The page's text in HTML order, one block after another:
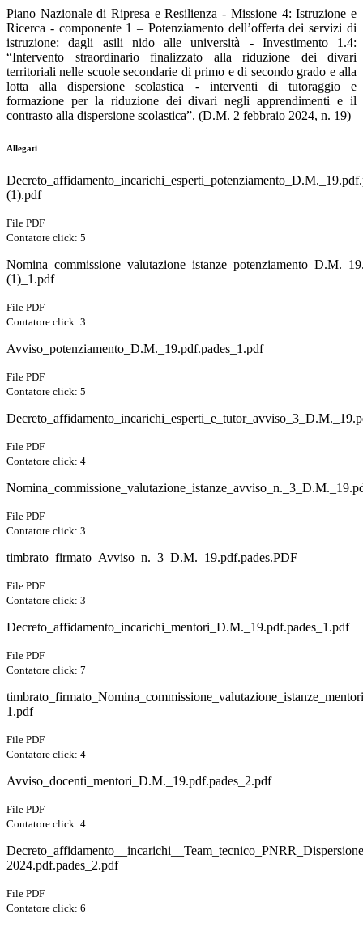
Piano Nazionale di Ripresa e Resilienza - Missione 4: Istruzione e
Ricerca - componente 1 – Potenziamento dell’offerta dei servizi di
istruzione: dagli asili nido alle università - Investimento 1.4:
“Intervento straordinario finalizzato alla riduzione dei divari
territoriali nelle scuole secondarie di primo e di secondo grado e alla
lotta alla dispersione scolastica - interventi di tutoraggio e
formazione per la riduzione dei divari negli apprendimenti e il
contrasto alla dispersione scolastica”. (D.M. 2 febbraio 2024, n. 19)
Allegati
(1).pdf
File PDF
Contatore click: 5
(1)_1.pdf
File PDF
Contatore click: 3
Avviso_potenziamento_D.M._19.pdf.pades_1.pdf
File PDF
Contatore click: 5
File PDF
Contatore click: 4
File PDF
Contatore click: 3
timbrato_firmato_Avviso_n._3_D.M._19.pdf.pades.PDF
File PDF
Contatore click: 3
Decreto_affidamento_incarichi_mentori_D.M._19.pdf.pades_1.pdf
File PDF
Contatore click: 7
1.pdf
File PDF
Contatore click: 4
Avviso_docenti_mentori_D.M._19.pdf.pades_2.pdf
File PDF
Contatore click: 4
2024.pdf.pades_2.pdf
File PDF
Contatore click: 6